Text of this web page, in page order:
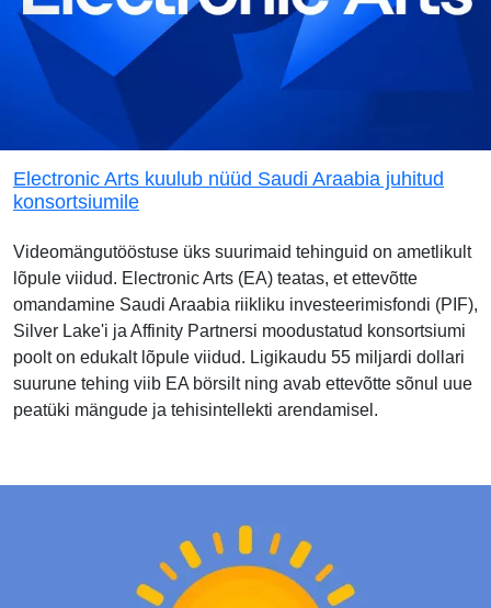
Electronic Arts kuulub nüüd Saudi Araabia juhitud
konsortsiumile
Videomängutööstuse üks suurimaid tehinguid on ametlikult
lõpule viidud. Electronic Arts (EA) teatas, et ettevõtte
omandamine Saudi Araabia riikliku investeerimisfondi (PIF),
Silver Lake'i ja Affinity Partnersi moodustatud konsortsiumi
poolt on edukalt lõpule viidud. Ligikaudu 55 miljardi dollari
suurune tehing viib EA börsilt ning avab ettevõtte sõnul uue
peatüki mängude ja tehisintellekti arendamisel.